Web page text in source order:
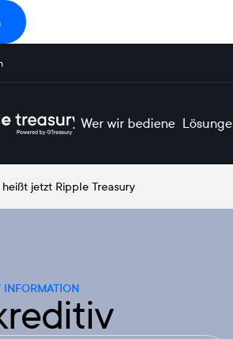
Wer wir bedienen Lösungen
heißt jetzt Ripple Treasury
INFORMATION